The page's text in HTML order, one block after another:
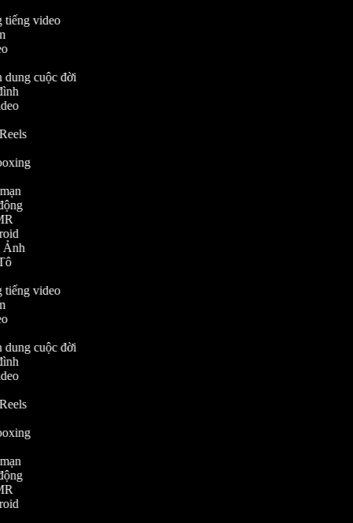
tiếng video
dung cuộc đời
Ảnh
tiếng video
dung cuộc đời